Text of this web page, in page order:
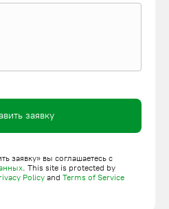
заявку
заявку» вы соглашаетесь с
. This site is protected by
Policy and Terms of Service